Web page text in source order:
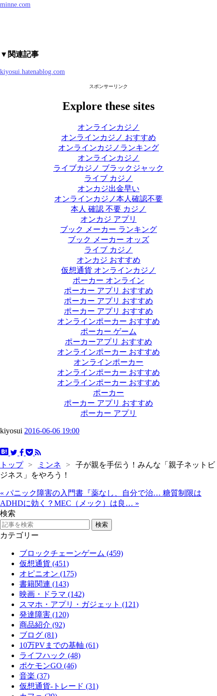
minne.com
▼関連記事
kiyosui.hatenablog.com
スポンサーリンク
Explore these sites
オンラインカジノ
オンラインカジノ おすすめ
オンラインカジノランキング
オンラインカジノ
ライブカジノ ブラックジャック
ライブ カジノ
オンカジ出金早い
オンラインカジノ本人確認不要
本人 確認 不要 カジノ
オンカジ アプリ
ブック メーカー ランキング
ブック メーカー オッズ
ライブ カジノ
オンカジ おすすめ
仮想通貨 オンラインカジノ
ポーカー オンライン
ポーカー アプリ おすすめ
ポーカー アプリ おすすめ
ポーカー アプリ おすすめ
オンラインポーカー おすすめ
ポーカー ゲーム
ポーカーアプリ おすすめ
オンラインポーカー おすすめ
オンラインポーカー
オンラインポーカー おすすめ
オンラインポーカー おすすめ
ポーカー
ポーカー アプリ おすすめ
ポーカー アプリ
kiyosui 2016-06-06 19:00
トップ > ミンネ >
子が親を手伝う！みんな「親子ネットビ
ジネス」をやろう！
« パニック障害の入門書『薬なし、自分で治… 糖質制限は
ADHDに効く？MEC（メック）は良… »
検索
カテゴリー
ブロックチェーンゲーム (459)
仮想通貨 (451)
オピニオン (175)
書籍関連 (143)
映画・ドラマ (142)
スマホ・アプリ・ガジェット (121)
発達障害 (120)
商品紹介 (92)
ブログ (81)
10万PVまでの基軸 (61)
ライフハック (48)
ポケモンGO (46)
音楽 (37)
仮想通貨-トレード (31)